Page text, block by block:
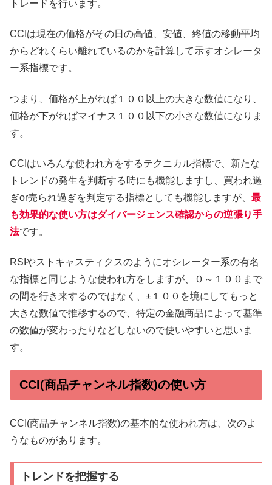
トレードを行います。
CCIは現在の価格がその日の高値、安値、終値の移動平均
からどれくらい離れているのかを計算して示すオシレータ
ー系指標です。
つまり、価格が上がれば１００以上の大きな数値になり、
価格が下がればマイナス１００以下の小さな数値になりま
す。
CCIはいろんな使われ方をするテクニカル指標で、新たな
トレンドの発生を判断する時にも機能しますし、買われ過
ぎor売られ過ぎを判定する指標としても機能しますが、 最
も効果的な使い方はダイバージェンス確認からの逆張り手
法です。
RSIやストキャスティクスのようにオシレーター系の有名
な指標と同じような使われ方をしますが、０～１００まで
の間を行き来するのではなく、±１００を境にしてもっと
大きな数値で推移するので、特定の金融商品によって基準
の数値が変わったりなどしないので使いやすいと思いま
す。
CCI(商品チャンネル指数)の使い方
CCI(商品チャンネル指数)の基本的な使われ方は、次のよ
うなものがあります。
トレンドを把握する